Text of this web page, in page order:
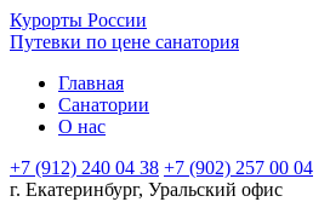
Курорты России
Путевки по цене санатория
Главная
Санатории
О нас
+7 (912) 240 04 38 +7 (902) 257 00 04
г. Екатеринбург, Уральский офис